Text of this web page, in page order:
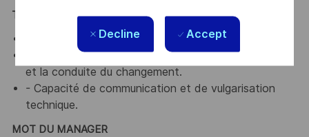
Decline Accept
Transverses :
- Gestion de projet agile / pilotage de POC.
- Aisance dans l’animation de la communauté métier
et la conduite du changement.
- Capacité de communication et de vulgarisation
technique.
MOT DU MANAGER